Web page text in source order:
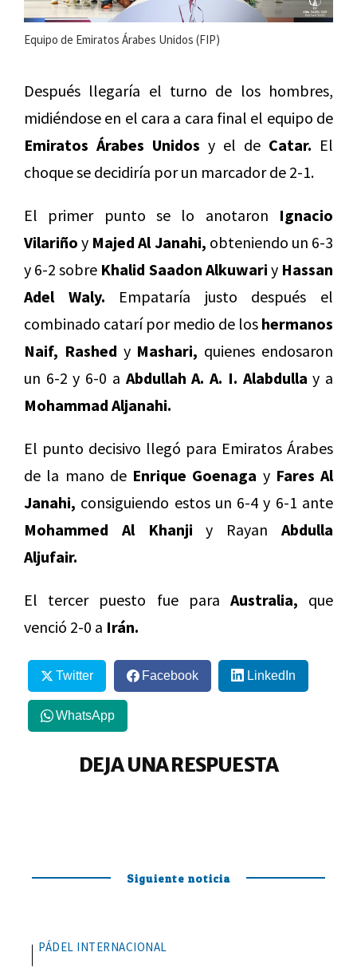
Equipo de Emiratos Árabes Unidos (FIP)
Después llegaría el turno de los hombres,
midiéndose en el cara a cara final el equipo de
Emiratos Árabes Unidos y el de Catar. El
choque se decidiría por un marcador de 2-1.
El primer punto se lo anotaron Ignacio
Vilariño y Majed Al Janahi, obteniendo un 6-3
y 6-2 sobre Khalid Saadon Alkuwari y Hassan
Adel Waly. Empataría justo después el
combinado catarí por medio de los hermanos
Naif, Rashed y Mashari, quienes endosaron
un 6-2 y 6-0 a Abdullah A. A. I. Alabdulla y a
Mohammad Aljanahi.
El punto decisivo llegó para Emiratos Árabes
de la mano de Enrique Goenaga y Fares Al
Janahi, consiguiendo estos un 6-4 y 6-1 ante
Mohammed Al Khanji y RayanAbdulla
Aljufair.
El tercer puesto fue para Australia, que
venció 2-0 a Irán.
Twitter Facebook LinkedIn
WhatsApp
DEJA UNA RESPUESTA
Siguiente noticia
PÁDEL INTERNACIONAL